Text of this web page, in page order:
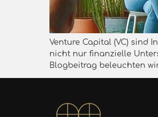
Venture Capital (VC) sind
nicht nur finanzielle
Blogbeitrag beleuchten